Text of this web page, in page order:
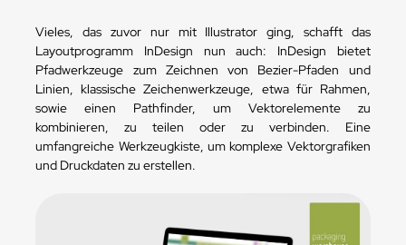
Vieles, das zuvor nur mit Illustrator ging, schafft das
Layoutprogramm InDesign nun auch: InDesign bietet
Pfadwerkzeuge zum Zeichnen von Bezier-Pfaden und
Linien, klassische Zeichenwerkzeuge, etwa für Rahmen,
sowie einen Pathfinder, um Vektorelemente zu
kombinieren, zu teilen oder zu verbinden. Eine
umfangreiche Werkzeugkiste, um komplexe Vektorgrafiken
und Druckdaten zu erstellen.